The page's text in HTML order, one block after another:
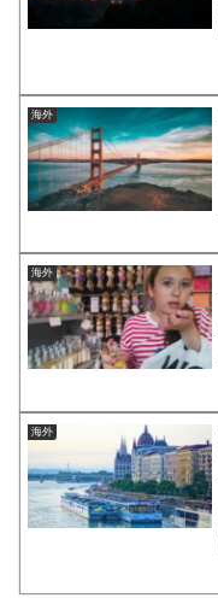
海外
海外
海外